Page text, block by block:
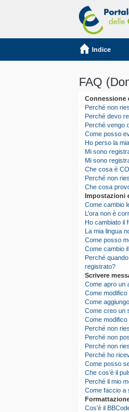
Indice
FAQ
Connessione
Perché non
Perché devo
Perché vengo
Come posso
Ho perso la
Mi sono
Mi sono
Che cosa è
Perché non
Che cosa
Impostazioni
Come cambio
L’ora non è
Ho cambiato il
La mia lingua
Come posso
Come cambio
Perché
registrato?
Scrivere
Come apro un
Come
Come
Come creo un
Come
Perché non
Perché non
Perché non
Perché ho
Come posso
Che cos’è il
Perché il mio
Come faccio a
Cos’è il